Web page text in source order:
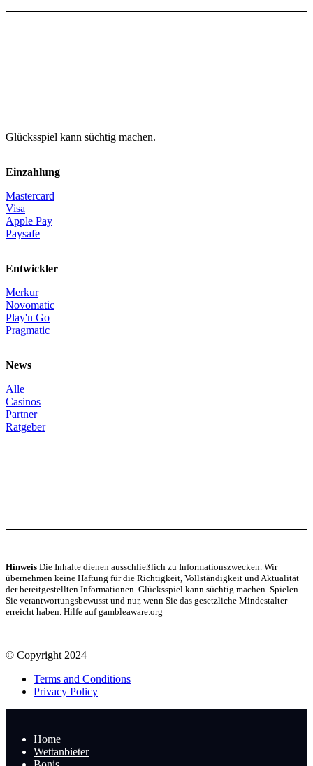
Glücksspiel kann süchtig machen.
Einzahlung
Mastercard
Visa
Apple Pay
Paysafe
Entwickler
Merkur
Novomatic
Play'n Go
Pragmatic
News
Alle
Casinos
Partner
Ratgeber
Hinweis Die Inhalte dienen ausschließlich zu Informationszwecken. Wir
übernehmen keine Haftung für die Richtigkeit, Vollständigkeit und Aktualität
der bereitgestellten Informationen. Glücksspiel kann süchtig machen. Spielen
Sie verantwortungsbewusst und nur, wenn Sie das gesetzliche Mindestalter
erreicht haben. Hilfe auf gambleaware.org
© Copyright 2024
Terms and Conditions
Privacy Policy
Home
Wettanbieter